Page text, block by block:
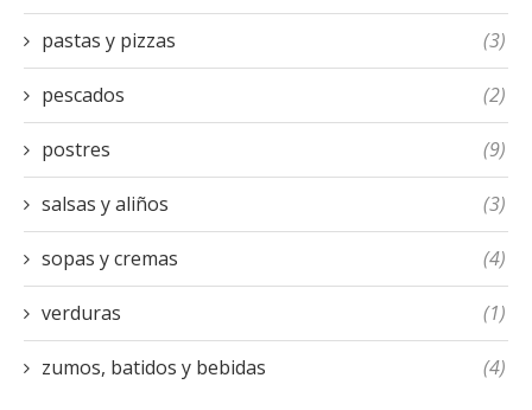
pastas y pizzas (3)
pescados (2)
postres (9)
salsas y aliños (3)
sopas y cremas (4)
verduras (1)
zumos, batidos y bebidas (4)